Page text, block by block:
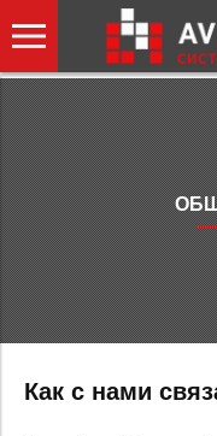
Как с нами